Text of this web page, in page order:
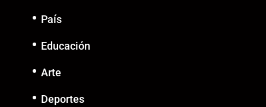
País
Educación
Arte
Deportes